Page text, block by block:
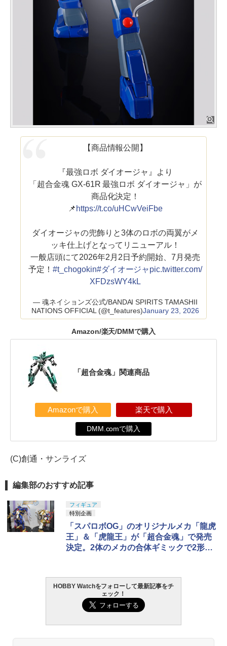
【商品情報公開】
『最強ロボ ダイオージャ』より
「超合金魂 GX-61R 最強ロボ ダイオージャ」が
商品化決定！
📌 https://t.co/uHCwVeiFbe
ダイオージャの兜飾りと3体のロボの両翼がメ
ッキ仕上げとなってリニューアル！
一般店頭にて2026年2月2日予約開始、7月発売
予定！ #t_chogokin#ダイオージャpic.twitter.com/
XFDzsWY4kL
— 魂ネイションズ公式/BANDAI SPIRITS TAMASHII
NATIONS OFFICIAL (@t_features)January 23, 2026
Amazon/楽天/DMMで購入
「超合金魂」関連商品
Amazonで購入 楽天で購入
DMM.comで購入
(C)創通・サンライズ
編集部のおすすめ記事
フィギュア
特別企画
「スパロボOG」のオリジナルメカ「龍虎
王」＆「虎龍王」が「超合金魂」で発売
決定。2体のメカの合体ギミックで2形態
HOBBY Watchをフォローして最新記事をチ
ェック！